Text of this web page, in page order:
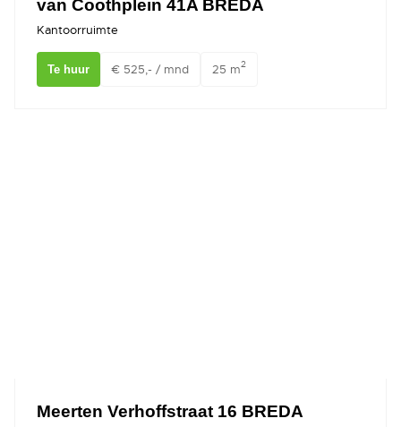
van Coothplein 41A BREDA
Kantoorruimte
Te huur € 525,- / mnd 25 m2
Meerten Verhoffstraat 16 BREDA